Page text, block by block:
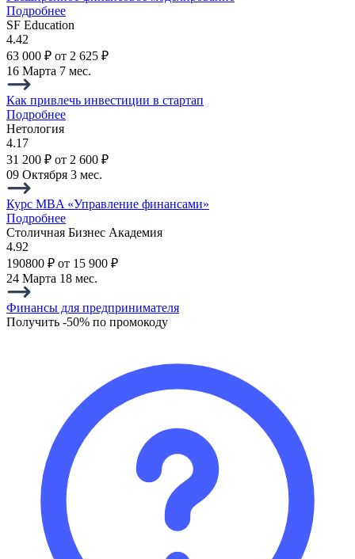
Подробнее
SF Education
4.42
63 000 ₽ от 2 625 ₽
16 Марта 7 мес.
Как привлечь инвестиции в стартап
Подробнее
Нетология
4.17
31 200 ₽ от 2 600 ₽
09 Октября 3 мес.
Курс MBA «Управление финансами»
Подробнее
Столичная Бизнес Академия
4.92
190800 ₽ от 15 900 ₽
24 Марта 18 мес.
Финансы для предпринимателя
Получить -50% по промокоду